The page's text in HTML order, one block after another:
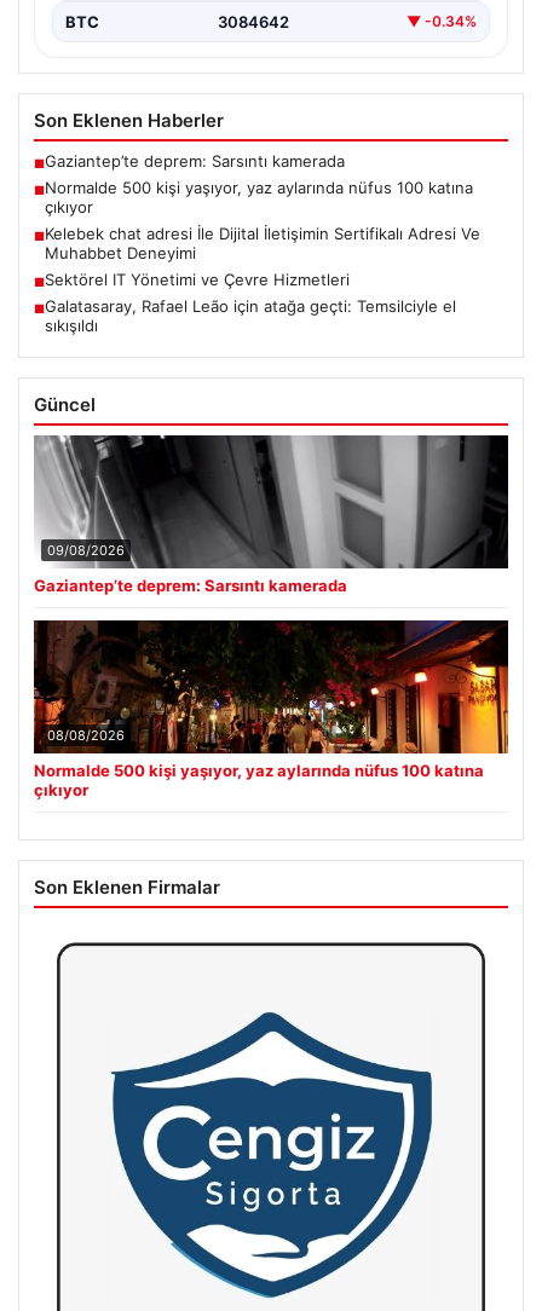
BTC 3084642 ▼ -0.34%
Son Eklenen Haberler
■Gaziantep’te deprem: Sarsıntı kamerada
■Normalde 500 kişi yaşıyor, yaz aylarında nüfus 100 katına
çıkıyor
■Kelebek chat adresi İle Dijital İletişimin Sertifikalı Adresi Ve
Muhabbet Deneyimi
■Sektörel IT Yönetimi ve Çevre Hizmetleri
■Galatasaray, Rafael Leão için atağa geçti: Temsilciyle el
sıkışıldı
Güncel
09/08/2026
Gaziantep’te deprem: Sarsıntı kamerada
08/08/2026
Normalde 500 kişi yaşıyor, yaz aylarında nüfus 100 katına
çıkıyor
Son Eklenen Firmalar